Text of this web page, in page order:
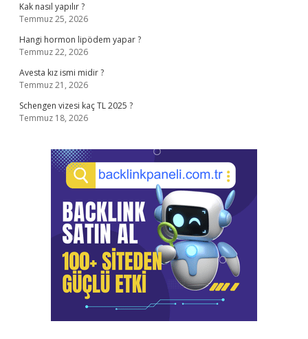
Kak nasıl yapılır ?
Temmuz 25, 2026
Hangi hormon lipödem yapar ?
Temmuz 22, 2026
Avesta kız ismi midir ?
Temmuz 21, 2026
Schengen vizesi kaç TL 2025 ?
Temmuz 18, 2026